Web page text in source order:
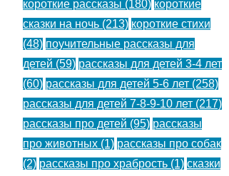
короткие рассказы (180) короткие
сказки на ночь (213) короткие стихи
(48) поучительные рассказы для
детей (59) рассказы для детей 3-4 лет
(60) рассказы для детей 5-6 лет (258)
рассказы для детей 7-8-9-10 лет (217)
рассказы про детей (95) рассказы
про животных (1) рассказы про собак
(2) рассказы про храбрость (1) сказки